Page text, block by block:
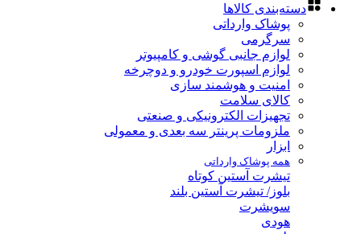
دسته‌بندی کالاها
پوشاک وارداتی
سرگرمی
لوازم جانبی گوشی و کامپیوتر
لوازم اسپورت خودرو و دوچرخه
امنیت و هوشمند سازی
کالای سلامت
تجهیزات الکترونیکی و صنعتی
ملزومات پرینتر سه بعدی و معمولی
ابزار
همه پوشاک وارداتی
تیشرت آستین کوتاه
بلوز/ تیشرت آستین بلند
سویشرت
هودی